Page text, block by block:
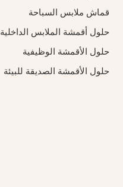
قماش ملابس السباحة
حلول أقمشة الملابس الداخلية
حلول الأقمشة الوظيفية
حلول الأقمشة الصديقة للبيئة